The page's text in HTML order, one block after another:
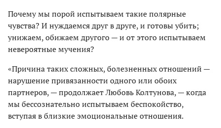
Почему мы порой испытываем такие полярные
чувства? И нуждаемся друг в друге, и готовы убить;
унижаем, обижаем другого — и от этого испытываем
невероятные мучения?
«Причина таких сложных, болезненных отношений —
нарушение привязанности одного или обоих
партнеров, — продолжает Любовь Колтунова, — когда
мы бессознательно испытываем беспокойство,
вступая в близкие эмоциональные отношения.